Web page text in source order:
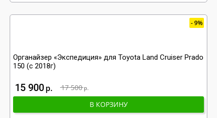
9%
Органайзер «Экспедиция» для Toyota Land Cruiser Prado
150 (с 2018г)
17 500 р
15 900р
В КОРЗИНУ